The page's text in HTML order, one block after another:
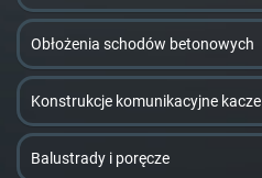
Obłożenia schodów betonowych
Konstrukcje komunikacyjne kacze
Balustrady i poręcze